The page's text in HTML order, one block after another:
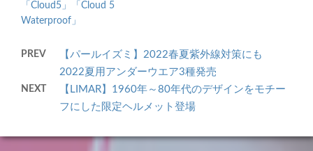
「Cloud5」「Cloud 5
Waterproof」
PREV
【パールイズミ】2022春夏紫外線対策にも
2022夏用アンダーウエア3種発売
NEXT
【LIMAR】1960年～80年代のデザインをモチー
フにした限定ヘルメット登場